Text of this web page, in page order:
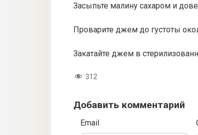
Засыпьте малину сахаром и
Проварите джем до густоты
Закатайте джем в
312
Добавить комментарий
Email